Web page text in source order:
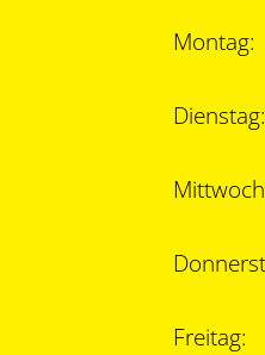
Montag:
Dienstag:
Freitag: